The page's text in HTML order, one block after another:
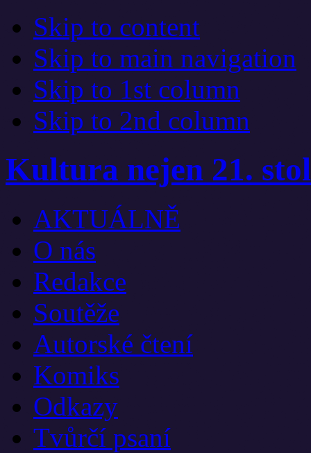
Skip to content
Skip to main navigation
Skip to 1st column
Skip to 2nd column
Kultura nejen 21.
AKTUÁLNĚ
O nás
Redakce
Soutěže
Autorské čtení
Komiks
Odkazy
Tvůrčí psaní